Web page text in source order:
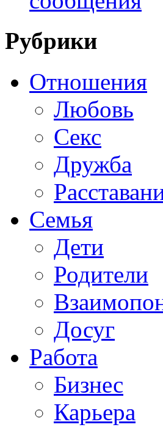
Рубрики
Отношения
Любовь
Секс
Дружба
Семья
Дети
Родители
Досуг
Работа
Бизнес
Карьера